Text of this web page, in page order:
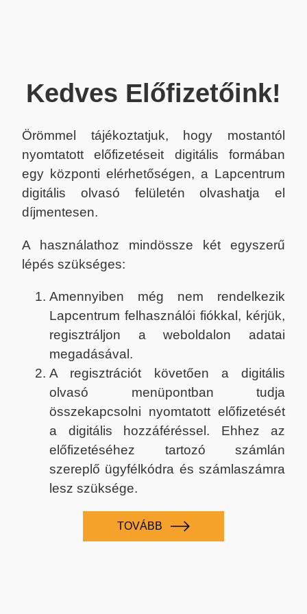
Kedves Előfizetőink!
Örömmel tájékoztatjuk, hogy mostantól
nyomtatott előfizetéseit digitális formában
egy központi elérhetőségen, a Lapcentrum
digitális olvasó felületén olvashatja el
díjmentesen.
A használathoz mindössze két egyszerű
lépés szükséges:
Amennyiben még nem rendelkezik
Lapcentrum felhasználói fiókkal, kérjük,
regisztráljon a weboldalon adatai
megadásával.
A regisztrációt követően a digitális
olvasó menüpontban tudja
összekapcsolni nyomtatott előfizetését
a digitális hozzáféréssel. Ehhez az
előfizetéséhez tartozó számlán
szereplő ügyfélkódra és számlaszámra
lesz szüksége.
TOVÁBB